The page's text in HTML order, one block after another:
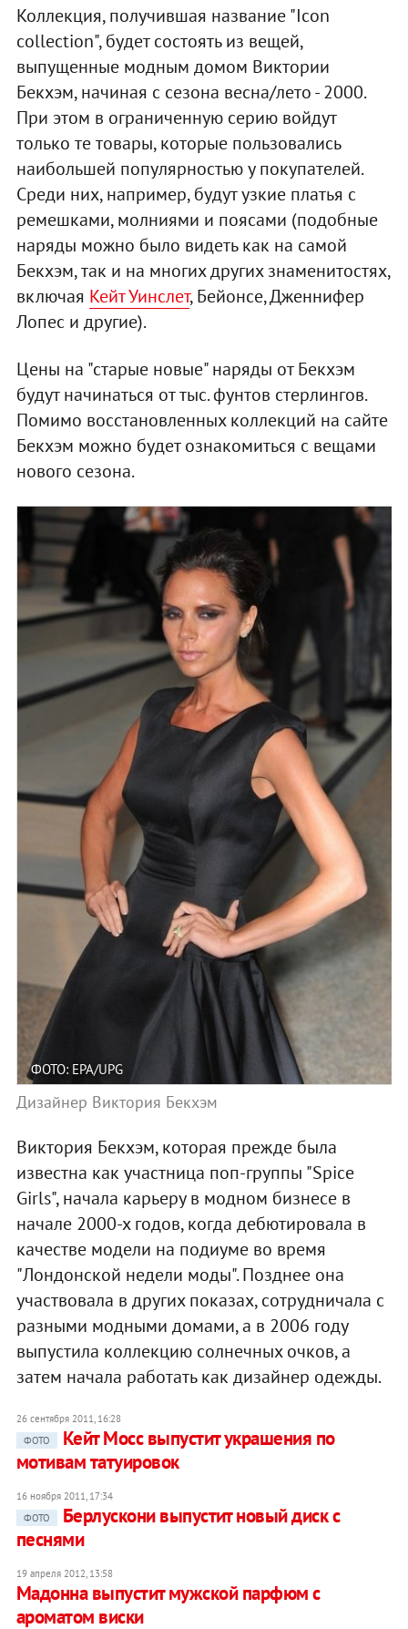
Коллекция, получившая название "Icon
collection", будет состоять из вещей,
выпущенные модным домом Виктории
Бекхэм, начиная с сезона весна/лето - 2000.
При этом в ограниченную серию войдут
только те товары, которые пользовались
наибольшей популярностью у покупателей.
Среди них, например, будут узкие платья с
ремешками, молниями и поясами (подобные
наряды можно было видеть как на самой
Бекхэм, так и на многих других знаменитостях,
включая Кейт Уинслет, Бейонсе, Дженнифер
Лопес и другие).
Цены на "старые новые" наряды от Бекхэм
будут начинаться от тыс. фунтов стерлингов.
Помимо восстановленных коллекций на сайте
Бекхэм можно будет ознакомиться с вещами
нового сезона.
ФОТО: EPA/UPG
Дизайнер Виктория Бекхэм
Виктория Бекхэм, которая прежде была
известна как участница поп-группы "Spice
Girls", начала карьеру в модном бизнесе в
начале 2000-х годов, когда дебютировала в
качестве модели на подиуме во время
"Лондонской недели моды". Позднее она
участвовала в других показах, сотрудничала с
разными модными домами, а в 2006 году
выпустила коллекцию солнечных очков, а
затем начала работать как дизайнер одежды.
26 сентября 2011, 16:28
ФОТО
Кейт Мосс выпустит украшения по
мотивам татуировок
16 ноября 2011, 17:34
ФОТО
Берлускони выпустит новый диск с
песнями
19 апреля 2012, 13:58
Мадонна выпустит мужской парфюм с
ароматом виски